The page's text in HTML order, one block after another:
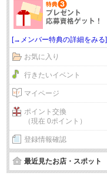
[→メンバー特典の詳細をみる]
お気に入り
行きたいイベント
マイページ
ポイント交換
（現在 0ポイント）
登録情報確認
最近見たお店・スポット